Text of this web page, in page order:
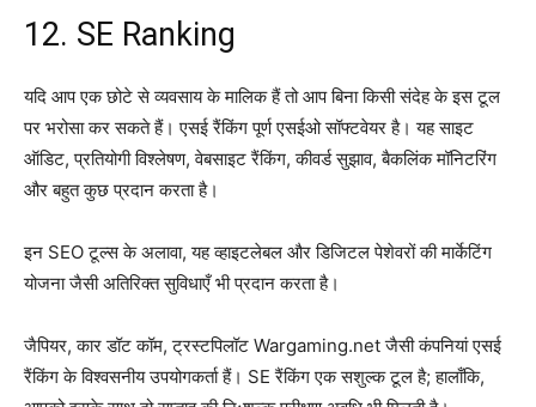
12. SE Ranking
यदि आप एक छोटे से व्यवसाय के मालिक हैं तो आप बिना किसी संदेह के इस टूल
पर भरोसा कर सकते हैं। एसई रैंकिंग पूर्ण एसईओ सॉफ्टवेयर है। यह साइट
ऑडिट, प्रतियोगी विश्लेषण, वेबसाइट रैंकिंग, कीवर्ड सुझाव, बैकलिंक मॉनिटरिंग
और बहुत कुछ प्रदान करता है।
इन SEO टूल्स के अलावा, यह व्हाइटलेबल और डिजिटल पेशेवरों की मार्केटिंग
योजना जैसी अतिरिक्त सुविधाएँ भी प्रदान करता है।
जैपियर, कार डॉट कॉम, ट्रस्टपिलॉट Wargaming.net जैसी कंपनियां एसई
रैंकिंग के विश्वसनीय उपयोगकर्ता हैं। SE रैंकिंग एक सशुल्क टूल है; हालाँकि,